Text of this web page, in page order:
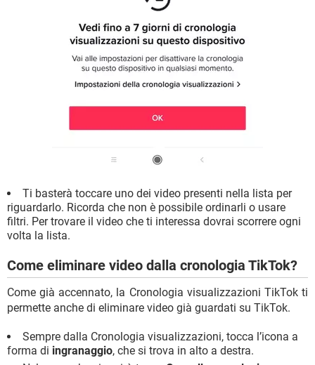
Ti basterà toccare uno dei video presenti nella lista per
riguardarlo. Ricorda che non è possibile ordinarli o usare
filtri. Per trovare il video che ti interessa dovrai scorrere ogni
volta la lista.
Come eliminare video dalla cronologia TikTok?
Come già accennato, la Cronologia visualizzazioni TikTok ti
permette anche di eliminare video già guardati su TikTok.
Sempre dalla Cronologia visualizzazioni, tocca l’icona a
forma di ingranaggio, che si trova in alto a destra.